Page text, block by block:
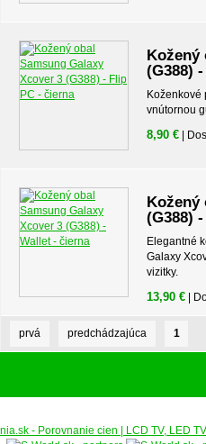
Kožený
(G388)
Koženkové
vnútornou
8,90 € |
Kožený
(G388)
Elegantné
Galaxy
vizitky.
13,90 € |
prvá predchádzajúca 1